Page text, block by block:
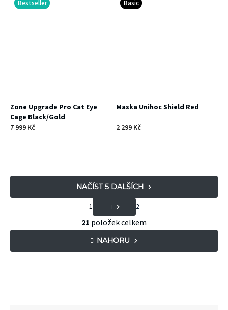
Bestseller
Zone Upgrade Pro Cat Eye
Cage Black/Gold
7 999 Kč
Basic
Maska Unihoc Shield Red
2 299 Kč
O
v
l
NAČÍST 5 DALŠÍCH
S
t
r
á
1 2
21 položek celkem
NAHORU